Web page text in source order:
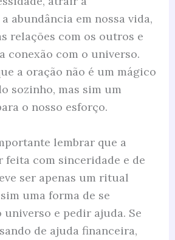
abundância em nossa vida,
relações com os outros e
conexão com o universo.
a oração não é um mágico
sozinho, mas sim um
o nosso esforço.
lembrar que a
feita com sinceridade e de
ser apenas um ritual
uma forma de se
e pedir ajuda. Se
de ajuda financeira,